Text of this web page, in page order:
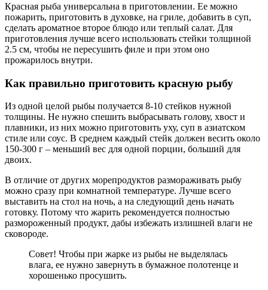
Красная рыба универсальна в приготовлении. Ее можно
пожарить, приготовить в духовке, на гриле, добавить в суп,
сделать ароматное второе блюдо или теплый салат. Для
приготовления лучше всего использовать стейки толщиной
2.5 см, чтобы не пересушить филе и при этом оно
прожарилось внутри.
Как правильно приготовить красную рыбу
Из одной целой рыбы получается 8-10 стейков нужной
толщины. Не нужно спешить выбрасывать голову, хвост и
плавники, из них можно приготовить уху, суп в азиатском
стиле или соус. В среднем каждый стейк должен весить около
150-300 г – меньший вес для одной порции, больший для
двоих.
В отличие от других морепродуктов размораживать рыбу
можно сразу при комнатной температуре. Лучше всего
выставить на стол на ночь, а на следующий день начать
готовку. Потому что жарить рекомендуется полностью
размороженный продукт, дабы избежать излишней влаги не
сковороде.
Совет! Чтобы при жарке из рыбы не выделялась
влага, ее нужно завернуть в бумажное полотенце и
хорошенько просушить.